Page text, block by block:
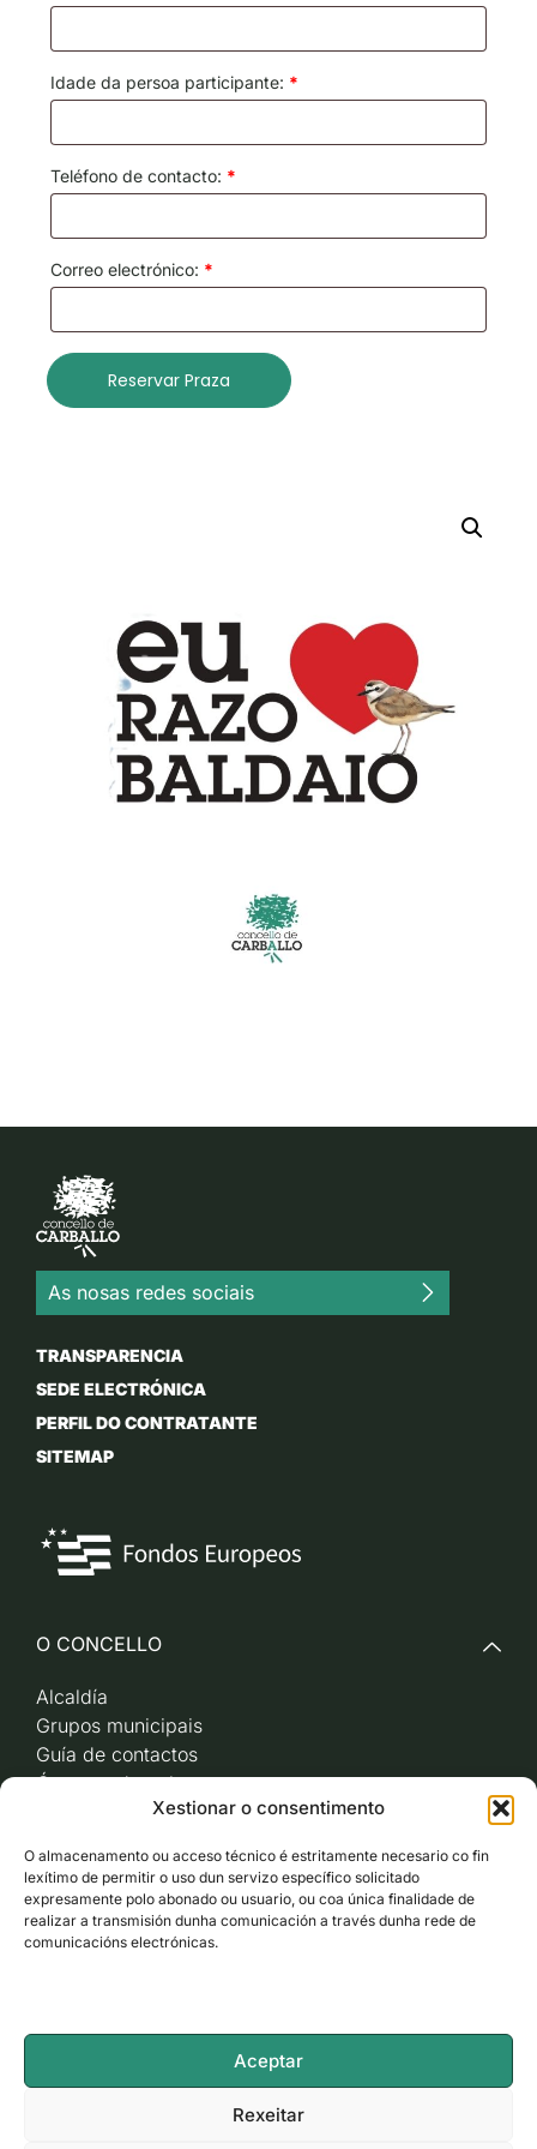
Xestionar o consentimento
O almacenamento ou acceso técnico é estritamente necesario co fin
lexítimo de permitir o uso dun servizo específico solicitado
expresamente polo abonado ou usuario, ou coa única finalidade de
realizar a transmisión dunha comunicación a través dunha rede de
comunicacións electrónicas.
Aceptar
Rexeitar
Idade da persoa participante: *
Teléfono de contacto: *
Correo electrónico: *
Reservar Praza
As nosas redes sociais
TRANSPARENCIA
SEDE ELECTRÓNICA
PERFIL DO CONTRATANTE
SITEMAP
O CONCELLO
Alcaldía
Grupos municipais
Guía de contactos
Órganos de goberno
Acceso a videoactas
xunta de goberno local
Imaxe corporativa
CARBALLO AO DÍA